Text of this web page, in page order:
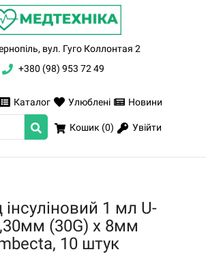
вул. Гуго Коллонтая 2
+380 (98) 953 72 49
Каталог Улюблені Новини
Кошик (0) Увійти
1 мл U-
(30G) x 8мм
10 штук